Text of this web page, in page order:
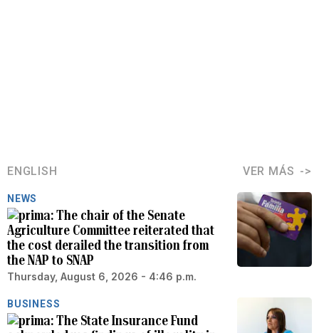
ENGLISH VER MÁS
NEWS
The chair of the Senate
Agriculture Committee reiterated that
the cost derailed the transition from
the NAP to SNAP
Thursday, August 6, 2026 - 4:46 p.m.
BUSINESS
The State Insurance Fund